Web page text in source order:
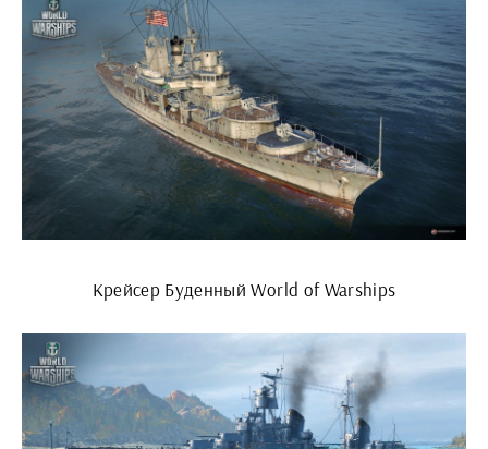
Крейсер Буденный World of Warships